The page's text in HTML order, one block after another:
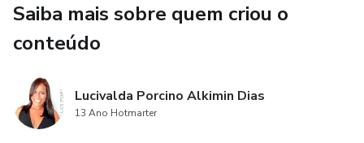
Visualização Criativa para Auto Cura
Respiração
Visualização Criativa
Saiba mais sobre quem criou o
conteúdo
Lucivalda Porcino Alkimin Dias
13 Ano Hotmarter